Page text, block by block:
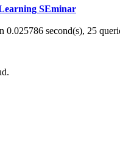
SEminar
0.025786 second(s), 25